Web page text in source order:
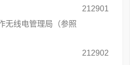
无线电管理局（参照
212901
212902